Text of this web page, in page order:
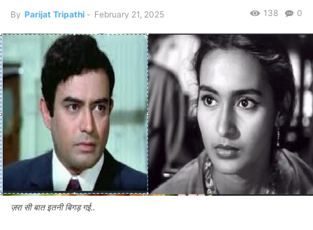
By Parijat Tripathi - February 21, 2025 0
138
ज़रा सी बात इतनी बिगड़ गई..